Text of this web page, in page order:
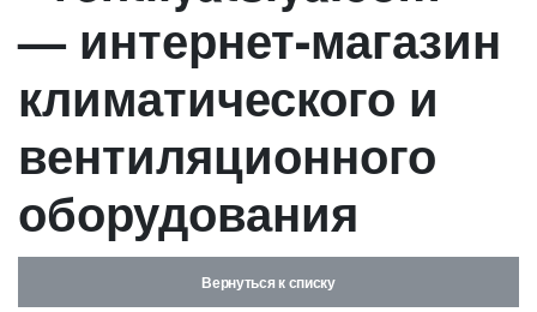
Логин
Пароль
компьютере
Забыли свой пароль?
— интернет-магазин
климатического и
вентиляционного
оборудования
Вернуться к списку